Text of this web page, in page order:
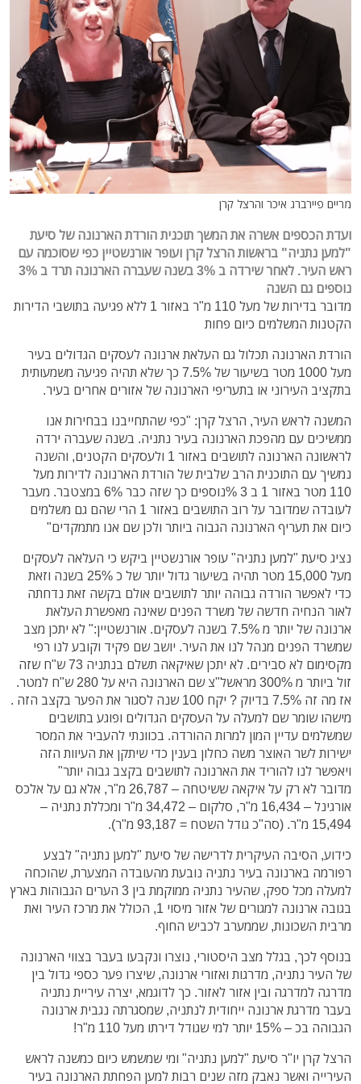
מריים פיירברג איכר והרצל קרן
ועדת הכספים אשרה את המשך תוכנית הורדת הארנונה של סיעת
"למען נתניה" בראשות הרצל קרן ועופר אורנשטיין כפי שסוכמה עם
ראש העיר. לאחר שירדה ב 3% בשנה שעברה הארנונה תרד ב 3%
נוספים גם השנה
מדובר בדירות של מעל 110 מ"ר באזור 1 ללא פגיעה בתושבי הדירות
הקטנות המשלמים כיום פחות
הורדת הארנונה תכלול גם העלאת ארנונה לעסקים הגדולים בעיר
מעל 1000 מטר בשיעור של 7.5% כך שלא תהיה פגיעה משמעותית
בתקציב העירוני או בתעריפי הארנונה של אזורים אחרים בעיר.
המשנה לראש העיר, הרצל קרן: "כפי שהתחייבנו בבחירות אנו
ממשיכים עם מהפכת הארנונה בעיר נתניה. בשנה שעברה ירדה
לראשונה הארנונה לתושבים באזור 1 ולעסקים הקטנים, והשנה
נמשיך עם התוכנית הרב שלבית של הורדת הארנונה לדירות מעל
110 מטר באזור 1 ב 3 %נוספים כך שזה כבר 6% במצטבר. מעבר
לעובדה שמדובר על רוב התושבים באזור 1 הרי שהם גם משלמים
כיום את תעריף הארנונה הגבוה ביותר ולכן שם אנו מתמקדים"
נציג סיעת "למען נתניה" עופר אורנשטיין ביקש כי העלאה לעסקים
מעל 15,000 מטר תהיה בשיעור גדול יותר של כ 25% בשנה וזאת
כדי לאפשר הורדה גבוהה יותר לתושבים אולם בקשה זאת נדחתה
לאור הנחיה חדשה של משרד הפנים שאינה מאפשרת העלאת
ארנונה של יותר מ 7.5% בשנה לעסקים. אורנשטיין:" לא יתכן מצב
שמשרד הפנים מנהל לנו את העיר. יושב שם פקיד וקובע לנו רפי
מקסימום לא סבירים. לא יתכן שאיקאה תשלם בנתניה 73 ש"ח שזה
זול ביותר מ 300% מראשל"צ שם הארנונה היא על 280 ש"ח למטר.
אז מה זה 7.5% בדיוק ? יקח 100 שנה לסגור את הפער בקצב הזה .
מישהו שומר שם למעלה על העסקים הגדולים ופוגע בתושבים
שמשלמים עדיין המון למרות ההורדה. בכוונתי להעביר את המסר
ישירות לשר האוצר משה כחלון בענין כדי שיתקן את העיוות הזה
ויאפשר לנו להוריד את הארנונה לתושבים בקצב גבוה יותר"
מדובר לא רק על איקאה ששיטחה – 26,787 מ"ר, אלא גם על אלכס
אורגינל – 16,434 מ"ר, סלקום – 34,472 מ"ר ומכללת נתניה –
15,494 מ"ר. (סה"כ גודל השטח = 93,187 מ"ר).
כידוע, הסיבה העיקרית לדרישה של סיעת "למען נתניה" לבצע
רפורמה בארנונה בעיר נתניה נובעת מהעובדה המצערת, שהוכחה
למעלה מכל ספק, שהעיר נתניה ממוקמת בין 3 הערים הגבוהות בארץ
בגובה ארנונה למגורים של אזור מיסוי 1, הכולל את מרכז העיר ואת
מרבית השכונות, שממערב לכביש החוף.
בנוסף לכך, בגלל מצב היסטורי, נוצרו ונקבעו בעבר בצווי הארנונה
של העיר נתניה, מדרגות ואזורי ארנונה, שיצרו פער כספי גדול בין
מדרגה למדרגה ובין אזור לאזור. כך לדוגמא, יצרה עיריית נתניה
בעבר מדרגת ארנונה ייחודית לנתניה, שמסגרתה נגבית ארנונה
הגבוהה בכ – 15% יותר למי שגודל דירתו מעל 110 מ"ר!
הרצל קרן יו"ר סיעת "למען נתניה" ומי שמשמש כיום כמשנה לראש
העירייה ואשר נאבק מזה שנים רבות למען הפחתת הארנונה בעיר